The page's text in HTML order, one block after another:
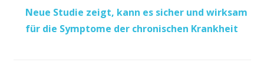
Neue Studie zeigt, kann es sicher und wirksam
für die Symptome der chronischen Krankheit